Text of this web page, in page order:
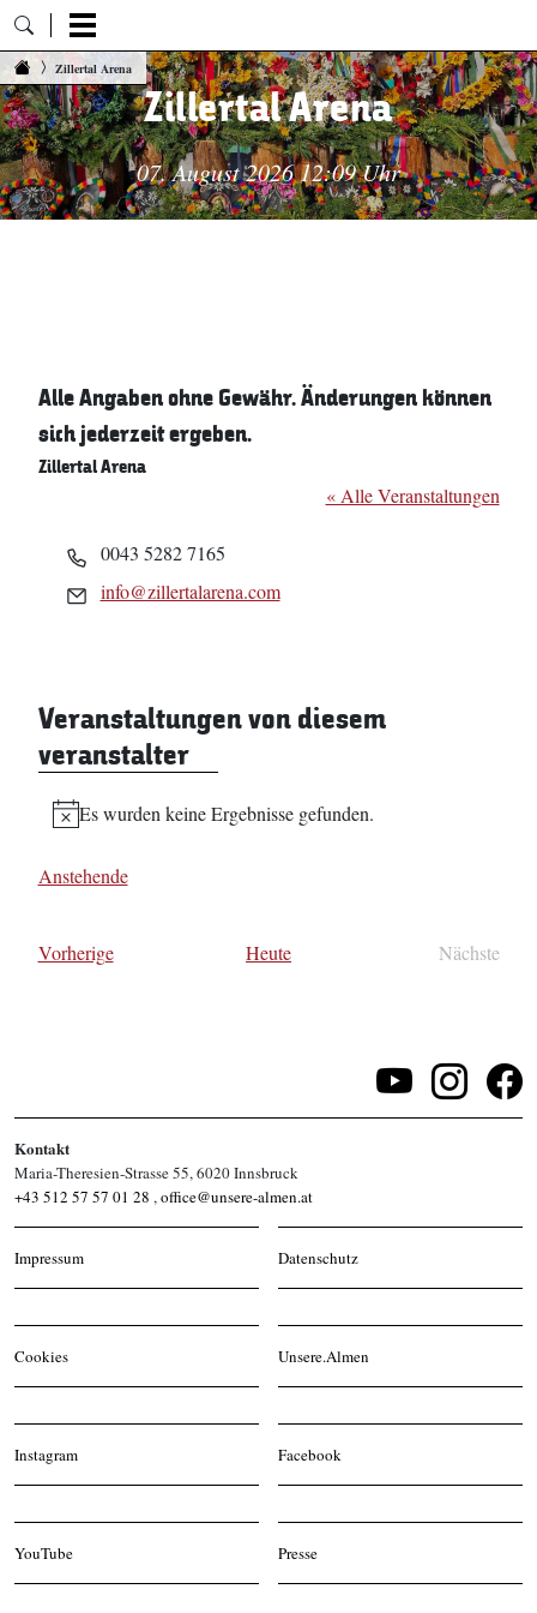
Zum Inhalt springen
Zillertal Arena
Zillertal Arena
07. August 2026 12:09 Uhr
Alle Angaben ohne Gewähr. Änderungen können
sich jederzeit ergeben.
Zillertal Arena
« Alle Veranstaltungen
Telefon
0043 5282 7165
Email
info@zillertalarena.com
Veranstaltungen von diesem
veranstalter
Hinweis
Es wurden keine Ergebnisse gefunden.
Anstehende
VorherigeVeranstaltungen Heute
Nächste
Kontakt
Maria-Theresien-Strasse 55, 6020 Innsbruck
+43 512 57 57 01 28 ,office@unsere-almen.at
Impressum Datenschutz
Cookies Unsere.Almen
Instagram Facebook
YouTube Presse